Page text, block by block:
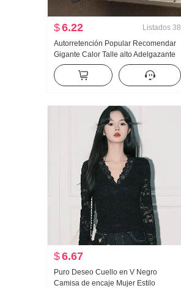
$6.22 Listados 38
Autorretención Popular Recomendar
Gigante Calor Talle alto Adelgazante
tejido de punto Pantalones anchos
Mujer Otoño Invierno 2024 Nuevo
Recto Pantalones
$6.67
Puro Deseo Cuello en V Negro
Camisa de encaje Mujer Estilo